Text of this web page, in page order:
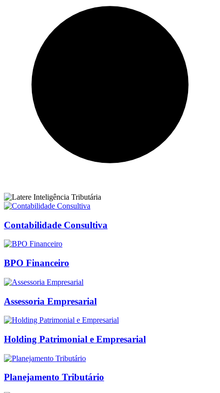
Contabilidade Consultiva
BPO Financeiro
Assessoria Empresarial
Holding Patrimonial e Empresarial
Planejamento Tributário